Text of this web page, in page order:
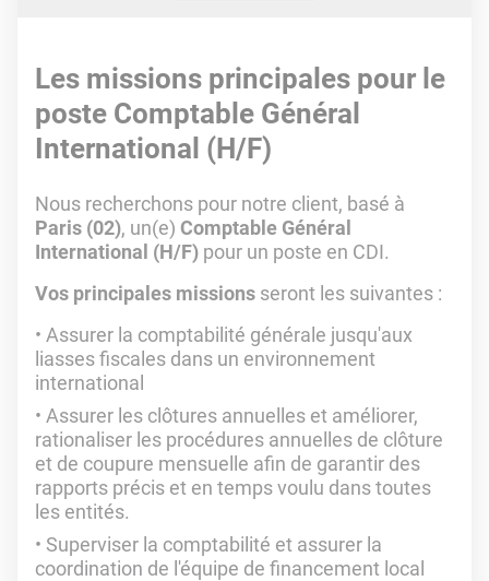
Les missions principales pour le
poste Comptable Général
International (H/F)
Nous recherchons pour notre client, basé à
Paris (02), un(e) Comptable Général
International (H/F) pour un poste en CDI.
Vos principales missions seront les suivantes :
Assurer la comptabilité générale jusqu'aux
liasses fiscales dans un environnement
international
Assurer les clôtures annuelles et améliorer,
rationaliser les procédures annuelles de clôture
et de coupure mensuelle afin de garantir des
rapports précis et en temps voulu dans toutes
les entités.
Superviser la comptabilité et assurer la
coordination de l'équipe de financement local